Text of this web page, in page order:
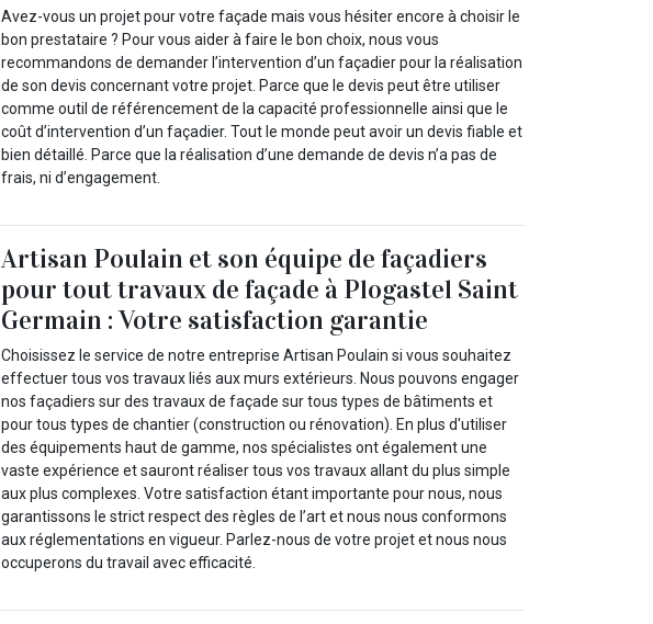
Avez-vous un projet pour votre façade mais vous hésiter encore à choisir le
bon prestataire ? Pour vous aider à faire le bon choix, nous vous
recommandons de demander l’intervention d’un façadier pour la réalisation
de son devis concernant votre projet. Parce que le devis peut être utiliser
comme outil de référencement de la capacité professionnelle ainsi que le
coût d’intervention d’un façadier. Tout le monde peut avoir un devis fiable et
bien détaillé. Parce que la réalisation d’une demande de devis n’a pas de
frais, ni d’engagement.
Artisan Poulain et son équipe de façadiers
pour tout travaux de façade à Plogastel Saint
Germain : Votre satisfaction garantie
Choisissez le service de notre entreprise Artisan Poulain si vous souhaitez
effectuer tous vos travaux liés aux murs extérieurs. Nous pouvons engager
nos façadiers sur des travaux de façade sur tous types de bâtiments et
pour tous types de chantier (construction ou rénovation). En plus d'utiliser
des équipements haut de gamme, nos spécialistes ont également une
vaste expérience et sauront réaliser tous vos travaux allant du plus simple
aux plus complexes. Votre satisfaction étant importante pour nous, nous
garantissons le strict respect des règles de l’art et nous nous conformons
aux réglementations en vigueur. Parlez-nous de votre projet et nous nous
occuperons du travail avec efficacité.